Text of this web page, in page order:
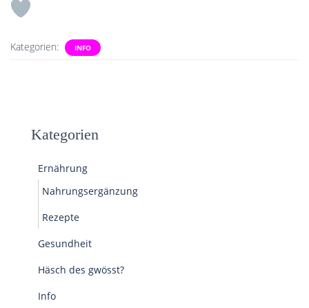
Kategorien: INFO
Kategorien
Ernährung
Nahrungsergänzung
Rezepte
Gesundheit
Häsch des gwösst?
Info